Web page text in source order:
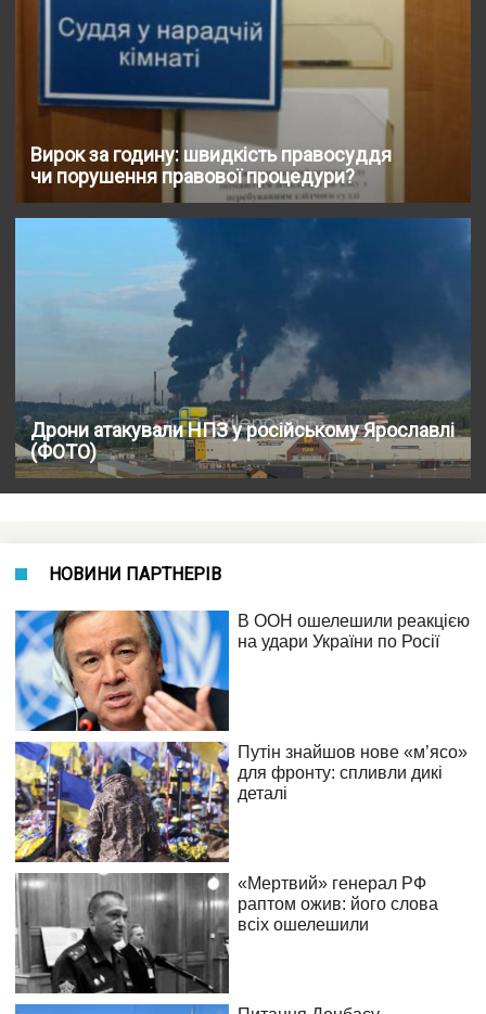
Вирок за годину: швидкість правосуддя
чи порушення правової процедури?
Дрони атакували НПЗ у російському Ярославлі
(ФОТО)
НОВИНИ ПАРТНЕРІВ